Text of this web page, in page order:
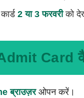
2 या 3 फरवरीको
Card
ब्राउज़रओपन करें।